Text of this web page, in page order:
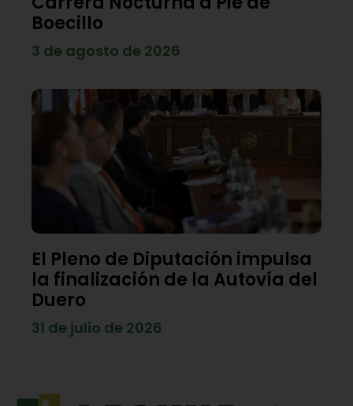
Boecillo
3 de agosto de 2026
El Pleno de Diputación impulsa
la finalización de la Autovía del
Duero
31 de julio de 2026